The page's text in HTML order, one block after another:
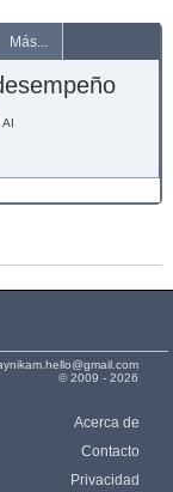
Más...
AI
© 2009 - 2026
Acerca de
Contacto
Privacidad